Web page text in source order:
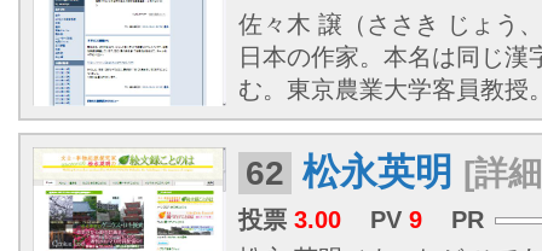
佐々木 譲（ささき じょう
日本の作家。本名は同じ
む。東京農業大学客員教授
62 松永英明 [詳
投票 3.00 PV 9
PR